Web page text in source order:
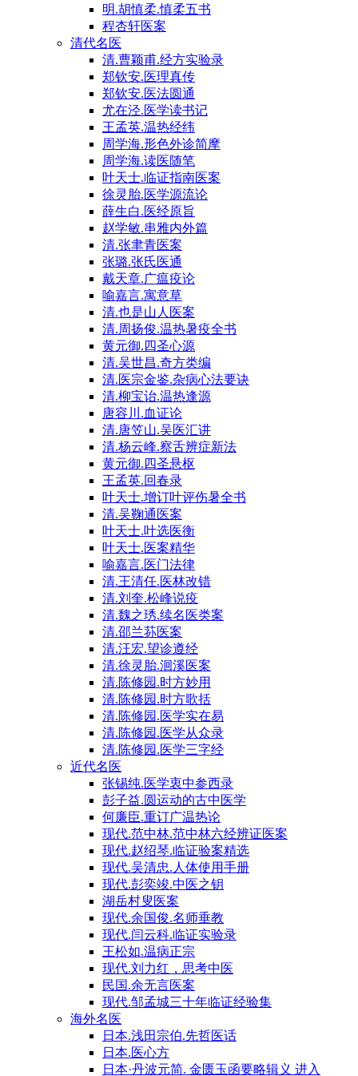
明.胡慎柔.慎柔五书
程杏轩医案
清代名医
清.曹颖甫.经方实验录
郑钦安.医理真传
郑钦安.医法圆通
尤在泾.医学读书记
王孟英.温热经纬
周学海.形色外诊简摩
周学海.读医随笔
叶天士.临证指南医案
徐灵胎.医学源流论
薛生白.医经原旨
赵学敏.串雅内外篇
清.张聿青医案
张璐.张氏医通
戴天章.广瘟疫论
喻嘉言.寓意草
清.也是山人医案
清.周扬俊.温热暑疫全书
黄元御.四圣心源
清.吴世昌.奇方类编
清.医宗金鉴.杂病心法要诀
清.柳宝诒.温热逢源
唐容川.血证论
清.唐笠山.吴医汇讲
清.杨云峰.察舌辨症新法
黄元御.四圣悬枢
王孟英.回春录
叶天士.增订叶评伤暑全书
清.吴鞠通医案
叶天士.叶选医衡
叶天士.医案精华
喻嘉言.医门法律
清.王清任.医林改错
清.刘奎.松峰说疫
清.魏之琇.续名医类案
清.邵兰荪医案
清.汪宏.望诊遵经
清.徐灵胎.洄溪医案
清.陈修园.时方妙用
清.陈修园.时方歌括
清.陈修园.医学实在易
清.陈修园.医学从众录
清.陈修园.医学三字经
近代名医
张锡纯.医学衷中参西录
彭子益.圆运动的古中医学
何廉臣.重订广温热论
现代.范中林.范中林六经辨证医案
现代.赵绍琴.临证验案精选
现代.吴清忠.人体使用手册
现代.彭奕竣.中医之钥
湖岳村叟医案
现代.余国俊.名师垂教
现代.闫云科.临证实验录
王松如.温病正宗
现代.刘力红，思考中医
民国.余无言医案
现代.邹孟城三十年临证经验集
海外名医
日本.浅田宗伯.先哲医话
日本.医心方
日本·丹波元简. 金匮玉函要略辑义 进入